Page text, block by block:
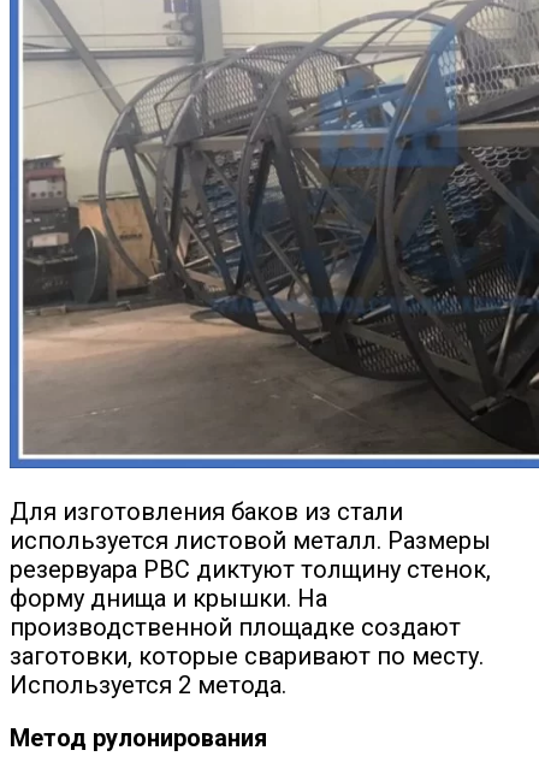
Для изготовления баков из стали
используется листовой металл. Размеры
резервуара РВС диктуют толщину стенок,
форму днища и крышки. На
производственной площадке создают
заготовки, которые сваривают по месту.
Используется 2 метода.
Метод рулонирования